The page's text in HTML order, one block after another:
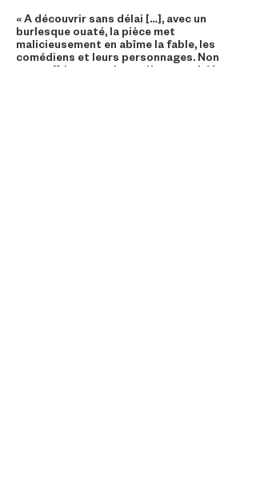
« A découvrir sans délai […], avec un
burlesque ouaté, la pièce met
malicieusement en abîme la fable, les
comédiens et leurs personnages. Non
sans offrir un pertinent éloge au théâtre